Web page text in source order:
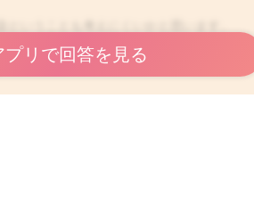
プリで回答を見る